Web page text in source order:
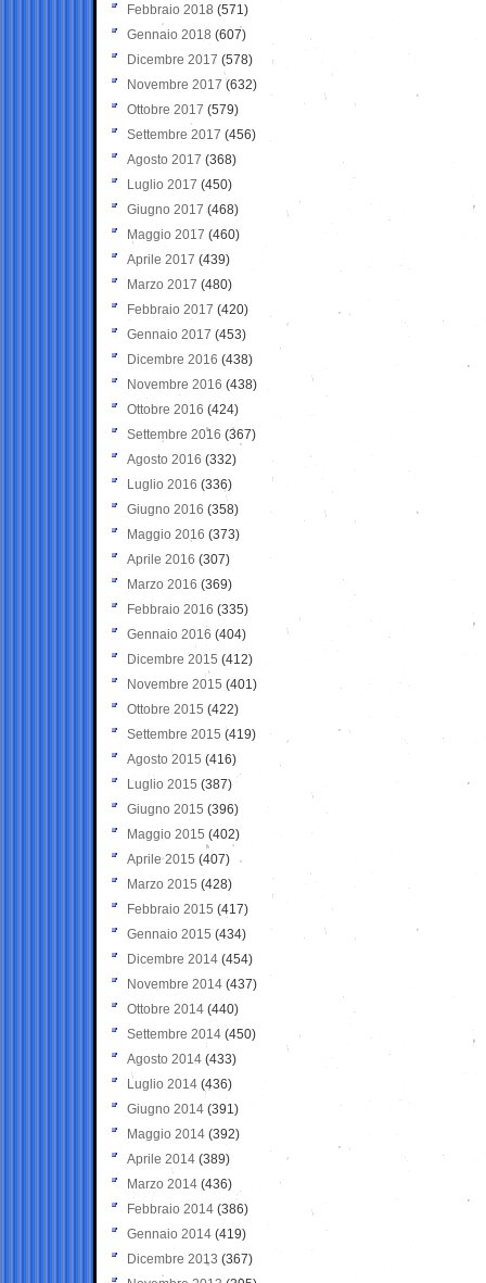
Febbraio 2018 (571)
Gennaio 2018 (607)
Dicembre 2017 (578)
Novembre 2017 (632)
Ottobre 2017 (579)
Settembre 2017 (456)
Agosto 2017 (368)
Luglio 2017 (450)
Giugno 2017 (468)
Maggio 2017 (460)
Aprile 2017 (439)
Marzo 2017 (480)
Febbraio 2017 (420)
Gennaio 2017 (453)
Dicembre 2016 (438)
Novembre 2016 (438)
Ottobre 2016 (424)
Settembre 2016 (367)
Agosto 2016 (332)
Luglio 2016 (336)
Giugno 2016 (358)
Maggio 2016 (373)
Aprile 2016 (307)
Marzo 2016 (369)
Febbraio 2016 (335)
Gennaio 2016 (404)
Dicembre 2015 (412)
Novembre 2015 (401)
Ottobre 2015 (422)
Settembre 2015 (419)
Agosto 2015 (416)
Luglio 2015 (387)
Giugno 2015 (396)
Maggio 2015 (402)
Aprile 2015 (407)
Marzo 2015 (428)
Febbraio 2015 (417)
Gennaio 2015 (434)
Dicembre 2014 (454)
Novembre 2014 (437)
Ottobre 2014 (440)
Settembre 2014 (450)
Agosto 2014 (433)
Luglio 2014 (436)
Giugno 2014 (391)
Maggio 2014 (392)
Aprile 2014 (389)
Marzo 2014 (436)
Febbraio 2014 (386)
Gennaio 2014 (419)
Dicembre 2013 (367)